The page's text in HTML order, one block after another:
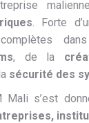
. Forte
, de la
sécurité des
Mali s’est